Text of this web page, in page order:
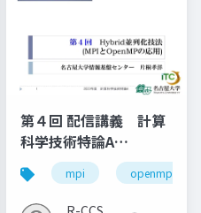
ズム 計算科学技術
第４回 配信講義 計算
科学技術特論A
（2023）
mpi openmp